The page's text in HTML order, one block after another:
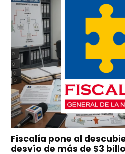
Fiscalía pone al
desvío de más de $3